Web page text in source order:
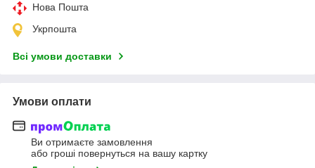
Нова Пошта
Укрпошта
Всі умови доставки
Умови оплати
Ви отримаєте замовлення
або гроші повернуться на вашу картку